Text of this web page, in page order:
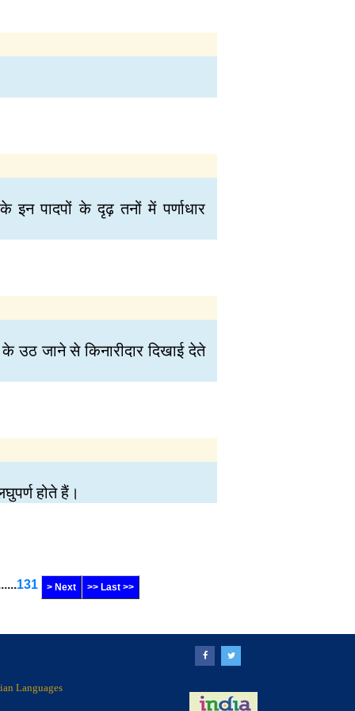
इन पादपों के दृढ़ तनों में पर्णाधार
उठ जाने से किनारीदार दिखाई देते
होते हैं।
131 > Next >> Last >>
Languages